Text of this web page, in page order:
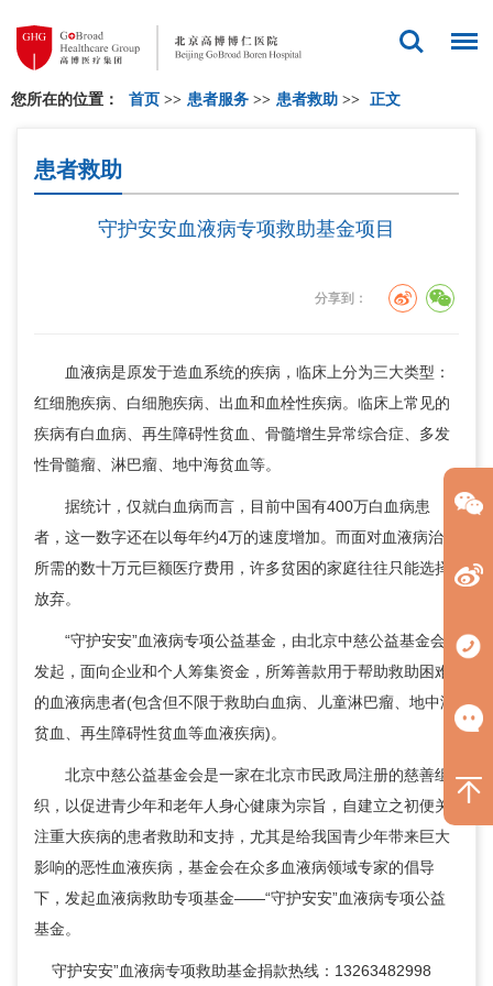
您所在的位置： 首页 >> 患者服务 >> 患者救助 >> 正文
患者救助
守护安安血液病专项救助基金项目
分享到：
血液病是原发于造血系统的疾病，临床上分为三大类型：
红细胞疾病、白细胞疾病、出血和血栓性疾病。临床上常见的
疾病有白血病、再生障碍性贫血、骨髓增生异常综合症、多发
性骨髓瘤、淋巴瘤、地中海贫血等。
据统计，仅就白血病而言，目前中国有400万白血病患
者，这一数字还在以每年约4万的速度增加。而面对血液病治疗
所需的数十万元巨额医疗费用，许多贫困的家庭往往只能选择
放弃。
“守护安安”血液病专项公益基金，由北京中慈公益基金会
发起，面向企业和个人筹集资金，所筹善款用于帮助救助困难
的血液病患者(包含但不限于救助白血病、儿童淋巴瘤、地中海
贫血、再生障碍性贫血等血液疾病)。
北京中慈公益基金会是一家在北京市民政局注册的慈善组
织，以促进青少年和老年人身心健康为宗旨，自建立之初便关
注重大疾病的患者救助和支持，尤其是给我国青少年带来巨大
影响的恶性血液疾病，基金会在众多血液病领域专家的倡导
下，发起血液病救助专项基金——“守护安安”血液病专项公益
基金。
守护安安”血液病专项救助基金捐款热线：13263482998